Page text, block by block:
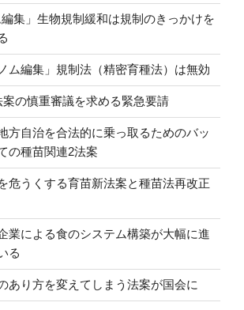
集」生物規制緩和は規制のきっかけを
ム編集」規制法（精密育種法）は無効
の慎重審議を求める緊急要請
方自治を合法的に乗っ取るためのバッ
の種苗関連2法案
危うくする育苗新法案と種苗法再改正
業による食のシステム構築が大幅に進
る
あり方を変えてしまう法案が国会に